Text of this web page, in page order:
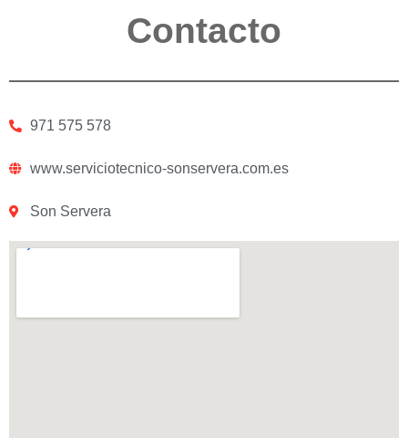
Contacto
971 575 578
www.serviciotecnico-sonservera.com.es
Son Servera